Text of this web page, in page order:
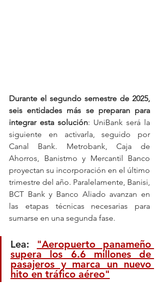
Durante el segundo semestre de 2025,
seis entidades más se preparan para
integrar esta solución: UniBank será la
siguiente en activarla, seguido por
Canal Bank. Metrobank, Caja de
Ahorros, Banistmo y Mercantil Banco
proyectan su incorporación en el último
trimestre del año. Paralelamente, Banisi,
BCT Bank y Banco Aliado avanzan en
las etapas técnicas necesarias para
sumarse en una segunda fase.
Lea: "Aeropuerto panameño
supera los 6.6 millones de
pasajeros y marca un nuevo
hito en tráfico aéreo"